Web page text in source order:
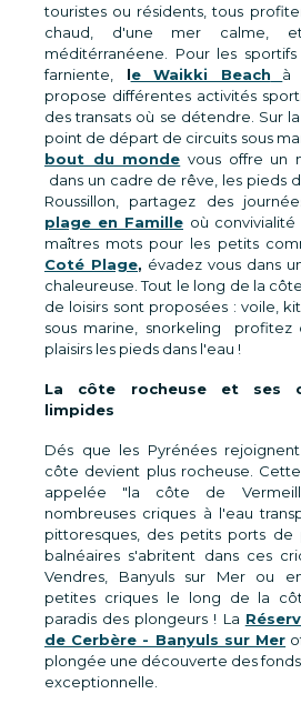
touristes ou résidents, tous
chaud, d'une mer calme,
méditérranéene. Pour les
farniente,
le Waikki Beach
à
propose différentes activités
des transats où se détendre. Sur
point de départ de circuits sous
bout du monde vous offre un
dans un cadre de rêve, les pieds
Roussillon, partagez des
plage en Famille où
maîtres mots pour les petits
Coté Plage, évadez vous dans
chaleureuse. Tout le long de la
de loisirs sont proposées : voile,
sous marine, snorkeling profitez
plaisirs les pieds dans l'eau !
La côte rocheuse et ses
limpides
Dés que les Pyrénées
côte devient plus rocheuse.
appelée "la côte de
nombreuses criques à l'eau
pittoresques, des petits ports de
balnéaires s'abritent dans ces
Vendres, Banyuls sur Mer ou
petites criques le long de la
paradis des plongeurs ! La
de Cerbère - Banyuls sur Mer
plongée une découverte des
exceptionnelle.